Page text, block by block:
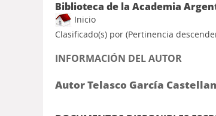
Biblioteca de la Academia
Inicio
Clasificado(s) por (Pertinencia
INFORMACIÓN DEL AUTOR
Autor Telasco García